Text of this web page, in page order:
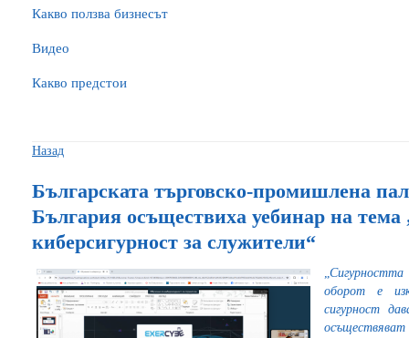
Какво ползва бизнесът
Видео
Какво предстои
Назад
Българската търговско-промишлена
България осъществиха уебинар на тема
киберсигурност за служители“
„
оборот е
сигурност